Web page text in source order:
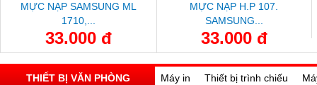
MỰC NẠP SAMSUNG ML
1710,...
33.000 đ
MỰC NẠP H.P 107.
SAMSUNG...
33.000 đ
THIẾT BỊ VĂN PHÒNG Máy in Thiết bị trình chiếu